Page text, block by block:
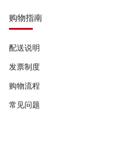
购物指南
配送说明
发票制度
购物流程
常见问题